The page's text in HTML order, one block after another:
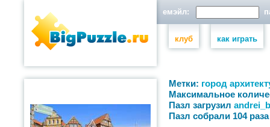
емэйл:
клуб как играть
Метки: город
Максимальное
Пазл загрузил
Пазл собрали 104 раза